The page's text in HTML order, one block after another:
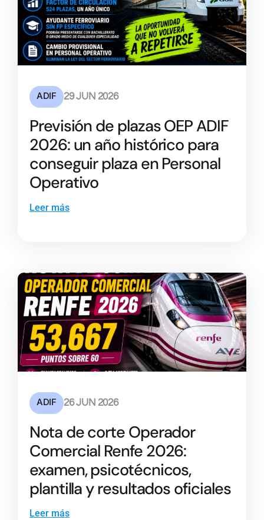
ADIF 29 JUN 2026
Previsión de plazas OEP ADIF
2026: un año histórico para
conseguir plaza en Personal
Operativo
Leer más
ADIF 26 JUN 2026
Nota de corte Operador
Comercial Renfe 2026:
examen, psicotécnicos,
plantilla y resultados oficiales
Leer más